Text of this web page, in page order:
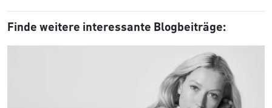
Finde weitere interessante Blogbeiträge: